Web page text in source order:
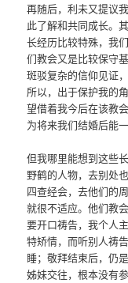
再随后，利未又提议
此了解和共同成长。
长经历比较特殊，我
们教会又是比较保守
斑驳复杂的信仰见证
所以，出于保护我的
望借着我今后在该教
为将来我们结婚后能
但我哪里能想到这些
野鹤的人物，去别处
四查经会，去他们的
就很不适应。他们教
要开口祷告，我个人
特矫情，而听别人祷
睡；敬拜结束后，仍
姊妹交往，根本没有